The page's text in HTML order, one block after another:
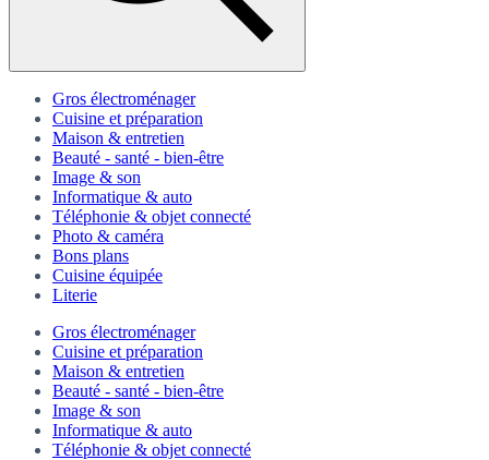
Gros électroménager
Cuisine et préparation
Maison & entretien
Beauté - santé - bien-être
Image & son
Informatique & auto
Téléphonie & objet connecté
Photo & caméra
Bons plans
Cuisine équipée
Literie
Gros électroménager
Cuisine et préparation
Maison & entretien
Beauté - santé - bien-être
Image & son
Informatique & auto
Téléphonie & objet connecté